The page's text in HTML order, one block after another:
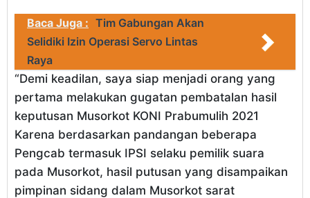
Baca Juga : Tim Gabungan Akan
Selidiki Izin Operasi Servo Lintas
Raya
“Demi keadilan, saya siap menjadi orang yang
pertama melakukan gugatan pembatalan hasil
keputusan Musorkot KONI Prabumulih 2021
Karena berdasarkan pandangan beberapa
Pengcab termasuk IPSI selaku pemilik suara
pada Musorkot, hasil putusan yang disampaikan
pimpinan sidang dalam Musorkot sarat